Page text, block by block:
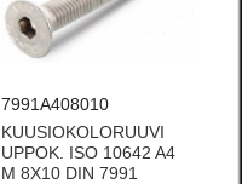
7991A408010
KUUSIOKOLORUUVI
UPPOK. ISO 10642 A4
M 8X10 DIN 7991